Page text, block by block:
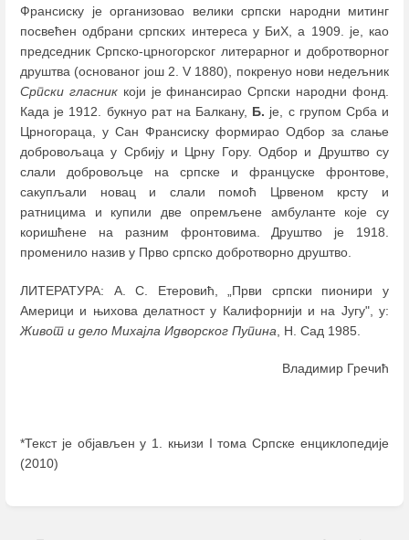
Франсиску је организовао велики српски народни митинг
посвећен одбрани српских интереса у БиХ, а 1909. је, као
председник Српско-црногорског литерарног и добротворног
друштва (основаног још 2. V 1880), покренуо нови недељник
Српски гласниккоји је финансирао Српски народни фонд.
Када је 1912. букнуо рат на Балкану, Б. је, с групом Срба и
Црногораца, у Сан Франсиску формирао Одбор за слање
добровољаца у Србију и Црну Гору. Одбор и Друштво су
слали добровољце на српске и француске фронтове,
сакупљали новац и слали помоћ Црвеном крсту и
ратницима и купили две опремљене амбуланте које су
коришћене на разним фронтовима. Друштво је 1918.
променило назив у Прво српско добротворно друштво.
ЛИТЕРАТУРА: А. С. Етеровић, „Први српски пионири у
Америци и њихова делатност у Калифорнији и на Југу", у:
Живот и дело Михајла Идворског Пупина , Н. Сад 1985.
Владимир Гречић
*Текст је објављен у 1. књизи I тома Српске енциклопедије
(2010)